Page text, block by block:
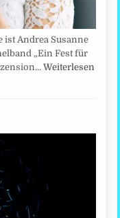
ist Andrea Susanne
„Ein Fest für
Weiterlesen